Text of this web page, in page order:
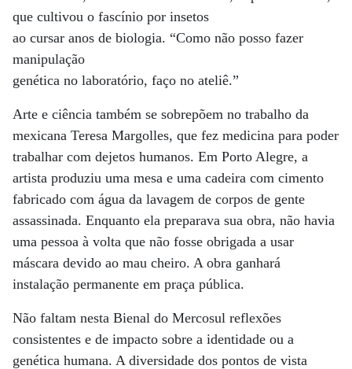
que cultivou o fascínio por insetos
ao cursar anos de biologia. “Como não posso fazer
manipulação
genética no laboratório, faço no ateliê.”
Arte e ciência também se sobrepõem no trabalho da
mexicana Teresa Margolles, que fez medicina para poder
trabalhar com dejetos humanos. Em Porto Alegre, a
artista produziu uma mesa e uma cadeira com cimento
fabricado com água da lavagem de corpos de gente
assassinada. Enquanto ela preparava sua obra, não havia
uma pessoa à volta que não fosse obrigada a usar
máscara devido ao mau cheiro. A obra ganhará
instalação permanente em praça pública.
Não faltam nesta Bienal do Mercosul reflexões
consistentes e de impacto sobre a identidade ou a
genética humana. A diversidade dos pontos de vista